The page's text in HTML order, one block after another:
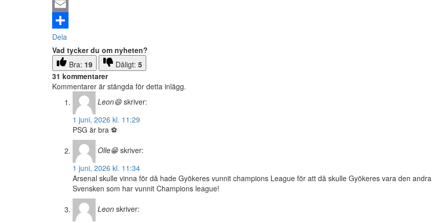
Email
Dela
Vad tycker du om nyheten?
Bra: 19 Dåligt: 5
31 kommentarer
Kommentarer är stängda för detta inlägg.
Leon😄 skriver:
1 juni, 2026 kl. 11:29
PSG är bra ⚽️
Olle😁 skriver:
1 juni, 2026 kl. 11:34
Arsenal skulle vinna för då hade Gyökeres vunnit champions League för att då skulle Gyökeres vara den andra
Svensken som har vunnit Champions league!
Leon skriver: